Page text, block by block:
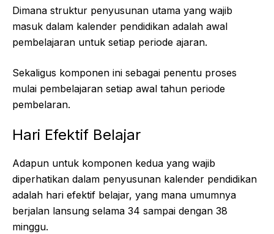
Dimana struktur penyusunan utama yang wajib
masuk dalam kalender pendidikan adalah awal
pembelajaran untuk setiap periode ajaran.
Sekaligus komponen ini sebagai penentu proses
mulai pembelajaran setiap awal tahun periode
pembelaran.
Hari Efektif Belajar
Adapun untuk komponen kedua yang wajib
diperhatikan dalam penyusunan kalender pendidikan
adalah hari efektif belajar, yang mana umumnya
berjalan lansung selama 34 sampai dengan 38
minggu.